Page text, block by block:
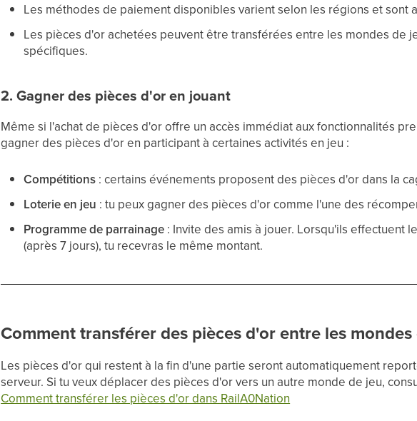
Les méthodes de paiement disponibles varient selon les régions et sont
Les pièces d'or achetées peuvent être transférées entre les mondes de
spécifiques.
2. Gagner des pièces d'or en jouant
Même si l'achat de pièces d'or offre un accès immédiat aux fonctionnalités
gagner des pièces d'or en participant à certaines activités en jeu :
Compétitions : certains événements proposent des pièces d'or dans la
Loterie en jeu : tu peux gagner des pièces d'or comme l'une des
Programme de parrainage : Invite des amis à jouer. Lorsqu'ils effectuent
(après 7 jours), tu recevras le même montant.
Comment transférer des pièces d'or entre les mondes
Les pièces d'or qui restent à la fin d'une partie seront automatiquement
serveur. Si tu veux déplacer des pièces d'or vers un autre monde de jeu,
Comment transférer les pièces d'or dans RailA0Nation